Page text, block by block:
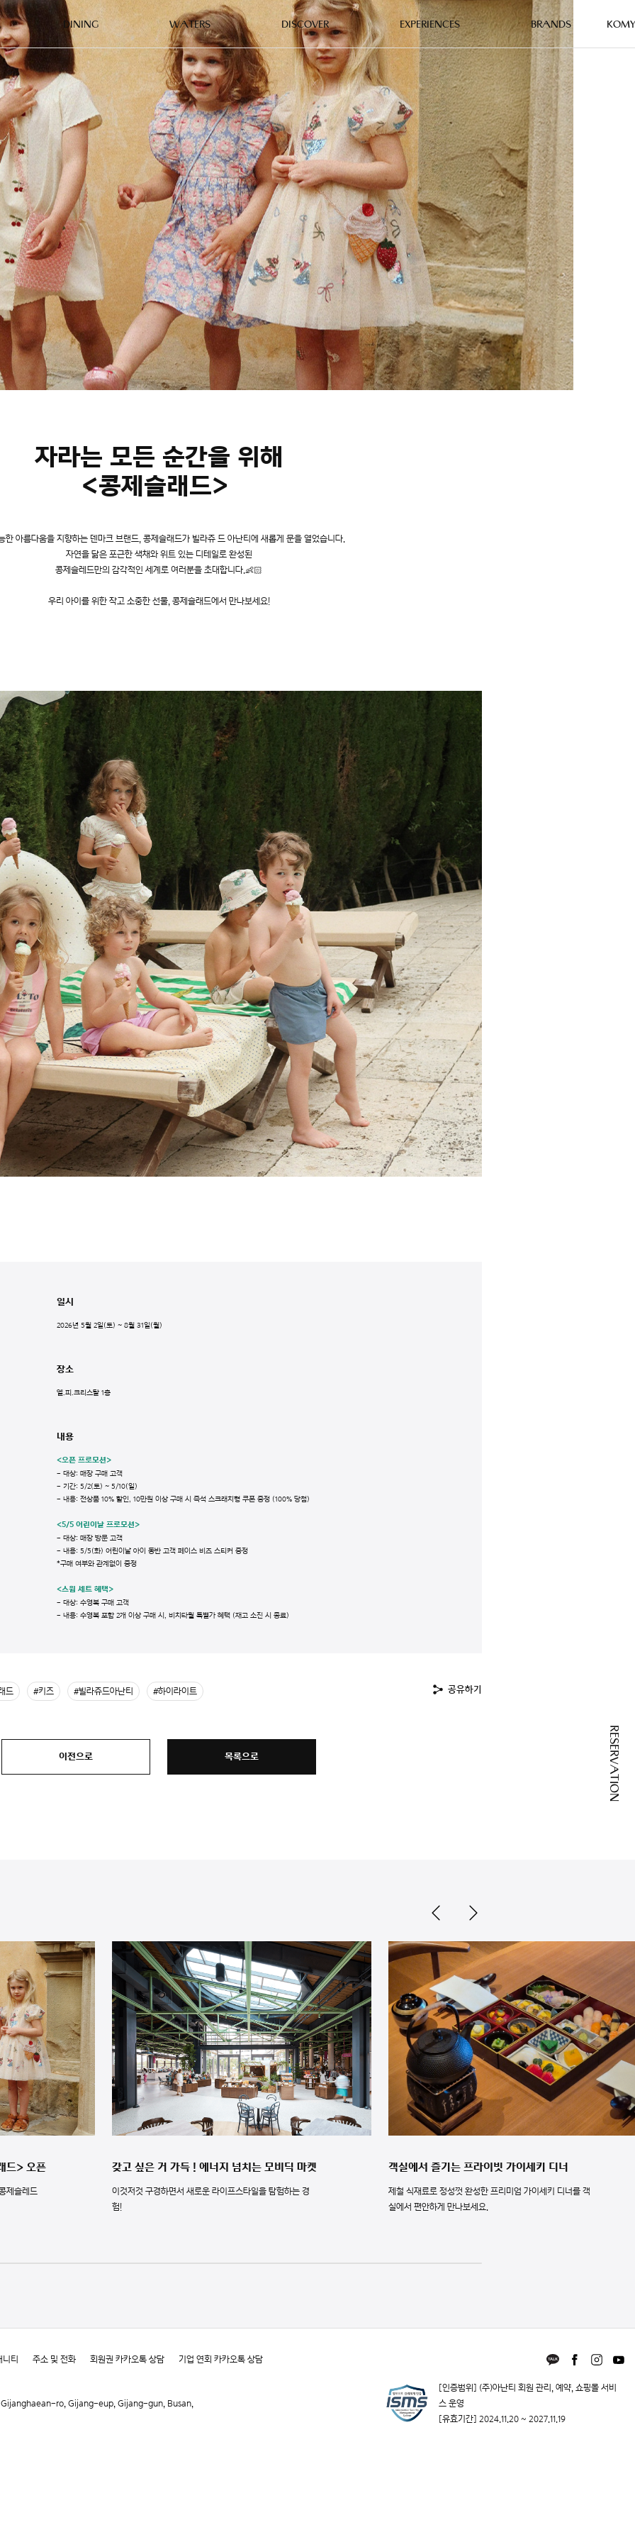
DINING WATERS DISCOVER EXPERIENCES BRANDS KOMY
자라는 모든 순간을 위해
<콩제슬래드>
한 아름다움을 지향하는 덴마크 브랜드, 콩제슬래드가 빌라쥬 드 아난티에 새롭게 문을 열었습니다.
자연을 닮은 포근한 색채와 위트 있는 디테일로 완성된
콩제슬레드만의 감각적인 세계로 여러분을 초대합니다.👶🏻
우리 아이를 위한 작고 소중한 선물, 콩제슬래드에서 만나보세요!
일시
2026년 5월 2일(토) ~ 8월 31일(월)
장소
엘.피.크리스탈 1층
내용
<오픈 프로모션>
- 대상: 매장 구매 고객
- 기간: 5/2(토) ~ 5/10(일)
- 내용: 전상품 10% 할인, 10만원 이상 구매 시 즉석 스크래치형 쿠폰 증정 (100% 당첨)
<5/5 어린이날 프로모션>
- 대상: 매장 방문 고객
- 내용: 5/5(화) 어린이날 아이 동반 고객 페이스 비즈 스티커 증정
*구매 여부와 관계없이 증정
<스윔 세트 혜택>
- 대상: 수영복 구매 고객
- 내용: 수영복 포함 2개 이상 구매 시, 비치타월 특별가 혜택 (재고 소진 시 종료)
드 #키즈 #빌라쥬드아난티 #하이라이트 공유하기
이전으로 목록으로
드> 오픈
제슬레드
갖고 싶은 거 가득 ! 에너지 넘치는 모비딕 마켓
이것저것 구경하면서 새로운 라이프스타일을 탐험하는 경
험!
객실에서 즐기는 프라이빗 가이세키 디너
제철 식재료로 정성껏 완성한 프리미엄 가이세키 디너를 객
실에서 편안하게 만나보세요.
티 주소 및 전화 회원권 카카오톡 상담 기업 연회 카카오톡 상담
Gijanghaean-ro, Gijang-eup, Gijang-gun, Busan,
[인증범위] (주)아난티 회원 관리, 예약, 쇼핑몰 서비
스 운영
[유효기간] 2024.11.20 ~ 2027.11.19
RESERVATION